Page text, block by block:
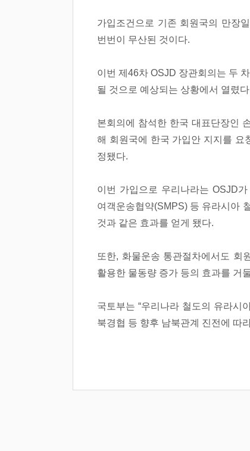
가입조건으로 기존 회원국의 만장
번번이 무산된 것이다.
이번 제46차 OSJD 장관회의는 두
될 것으로 예상되는 상황에서 열렸
본회의에 참석한 한국 대표단장인
해 회원국에 한국 가입안 지지를 요
정됐다.
이번 가입으로 우리나라는 OSJD
여객운송협약(SMPS) 등 유라시아
것과 같은 효과를 얻게 됐다.
또한, 화물운송 통관절차에서도 회
활용한 물동량 증가 등의 효과를 거
국토부는 “우리나라 철도의 유라시
북경협 등 향후 남북관계 진전에 따